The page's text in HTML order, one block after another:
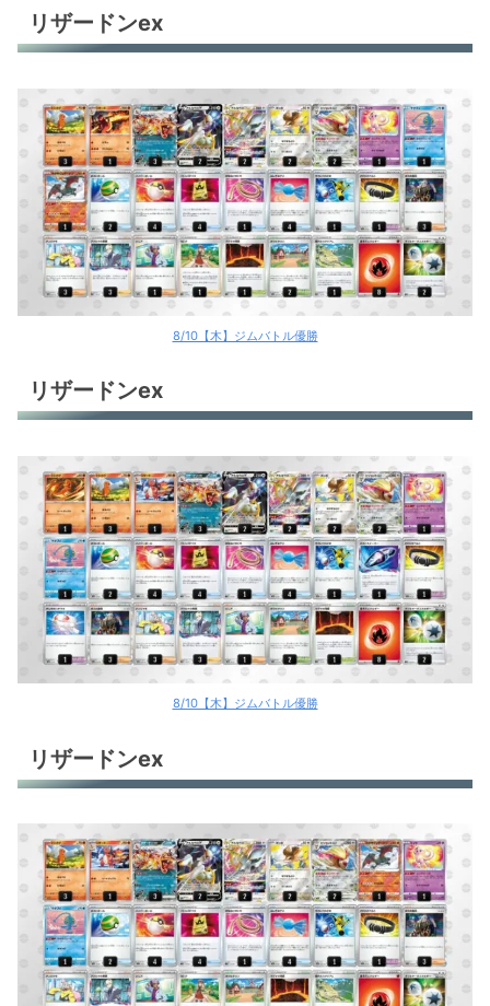
パオジアンex
パオジアンex
パオジアンex
ロストギラティナ
ロストギラティナ
ロストギラティナ
ロストギラティナ
ロストギラティナ
アルセウスV+ギラティナV
アルセウスV+ギラティナV
サーナイトex
サーナイトex
サーナイトex
サーナイトex
サーナイトex
ルギアV
ルギアV
ルギアV
ルギアV
リザードンex
8/10【木】ジムバトル優勝
リザードンex
8/10【木】ジムバトル優勝
リザードンex